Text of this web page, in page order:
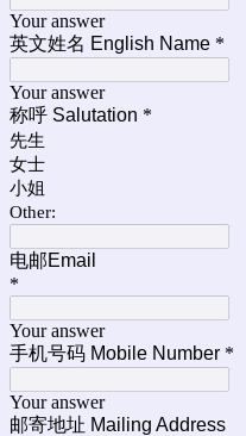
Your answer
英文姓名 English Name *
Your answer
称呼 Salutation *
先生
女士
小姐
Other:
电邮Email
*
Your answer
手机号码 Mobile Number *
Your answer
邮寄地址 Mailing Address